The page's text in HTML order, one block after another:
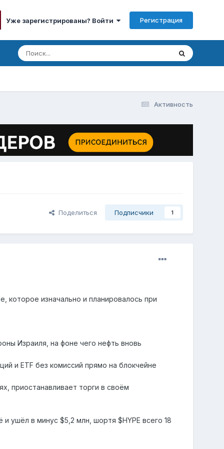
Уже зарегистрированы? Войти Регистрация
Активность
Поделиться Подписчики 1
которое изначально и планировалось при
Израиля, на фоне чего нефть вновь
и ETF без комиссий прямо на блокчейне
приостанавливает торги в своём
ушёл в минус $5,2 млн, шортя $HYPE всего 18